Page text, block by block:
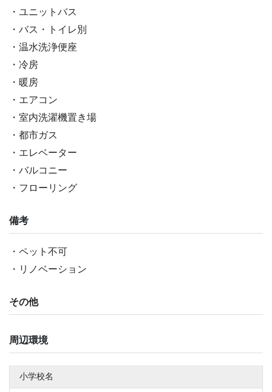
ユニットバス
バス・トイレ別
温水洗浄便座
冷房
暖房
エアコン
室内洗濯機置き場
都市ガス
エレベーター
バルコニー
フローリング
備考
ペット不可
リノベーション
その他
周辺環境
小学校名